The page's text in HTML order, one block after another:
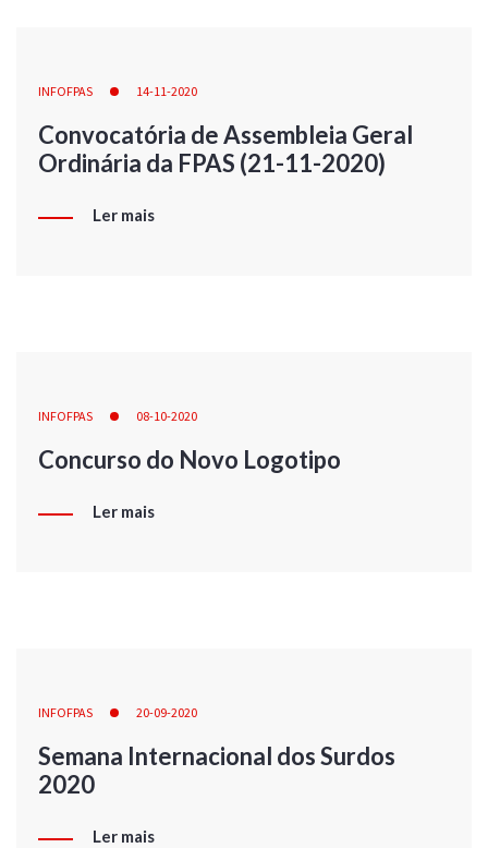
INFOFPAS 14-11-2020
Convocatória de Assembleia Geral
Ordinária da FPAS (21-11-2020)
Ler mais
INFOFPAS 08-10-2020
Concurso do Novo Logotipo
Ler mais
INFOFPAS 20-09-2020
Semana Internacional dos Surdos
2020
Ler mais